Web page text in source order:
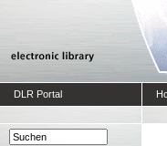
DLR Portal